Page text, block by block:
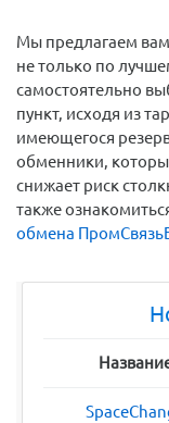
Мы предлагаем
не только по
самостоятельно
пункт, исходя из
имеющегося
обменники,
снижает риск
также
обмена